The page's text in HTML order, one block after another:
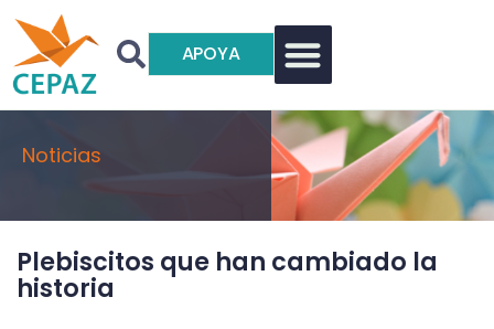
APOYA
Noticias
Plebiscitos que han cambiado la
historia